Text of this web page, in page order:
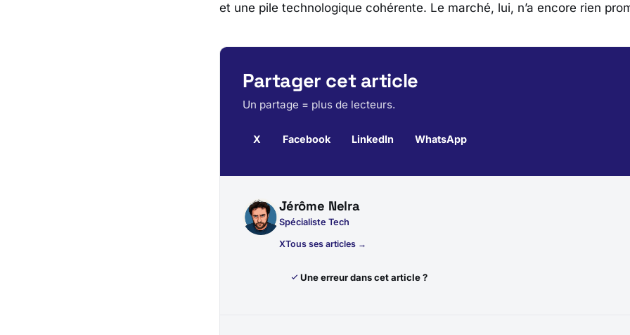
et une pile technologique cohérente. Le marché, lui, n’a encore rien
Partager cet article
Un partage = plus de lecteurs.
X Facebook LinkedIn WhatsApp
Jérôme Nelra
Spécialiste Tech
XTous ses articles →
Une erreur dans cet article ?